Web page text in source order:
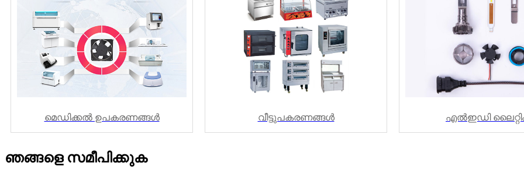
മെഡിക്കൽ ഉപകരണങ്ങൾ വീട്ടുപകരണങ്ങൾ എൽഇഡി
ഞങ്ങളെ സമീപിക്കുക